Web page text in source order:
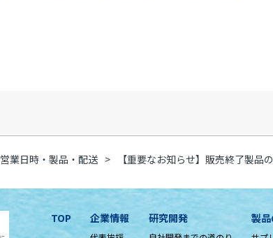
営業日時・製品・配送 【重要なお知らせ】販売終了製品
TOP 企業情報 研究開発 製